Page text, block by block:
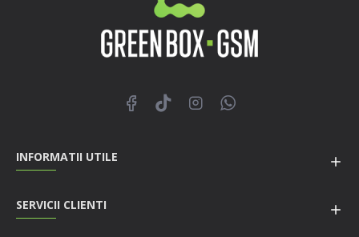
INFORMATII UTILE
SERVICII CLIENTI